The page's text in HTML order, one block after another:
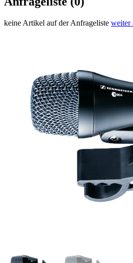
keine Artikel auf der Anfrageliste weiter